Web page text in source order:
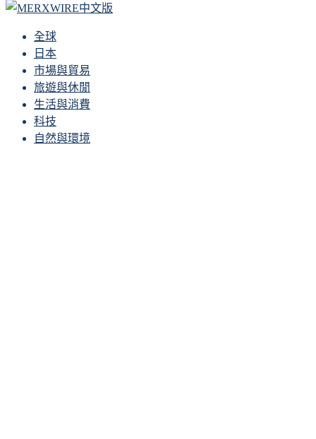
全球
日本
市場與貿易
旅遊與休閒
生活與消費
科技
自然與環境